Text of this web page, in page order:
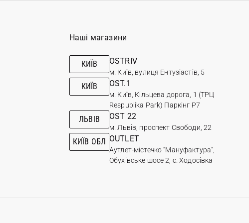
Наші магазини
КИЇВ OSTRIV
м. Київ, вулиця Ентузіастів, 5
КИЇВ OST.1
м. Київ, Кільцева дорога, 1 (ТРЦ
Respublika Park) Паркінг Р7
ЛЬВІВ OST 22
м. Львів, проспект Свободи, 22
КИЇВ ОБЛ OUTLET
Аутлет-містечко “Мануфактура”,
Обухівське шосе 2, с. Ходосівка